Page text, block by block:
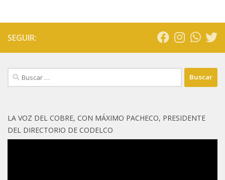
SEGUIR:
Buscar:
LA VOZ DEL COBRE, CON MÁXIMO PACHECO, PRESIDENTE
DEL DIRECTORIO DE CODELCO